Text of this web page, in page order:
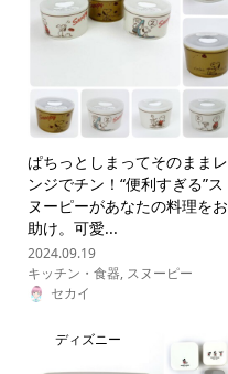
ぱちっとしまってそのままレ
ンジでチン！“便利すぎる”ス
ヌーピーがあなたの料理をお
助け。可愛...
2024.09.19
キッチン・食器, スヌーピー
セカイ
ディズニー